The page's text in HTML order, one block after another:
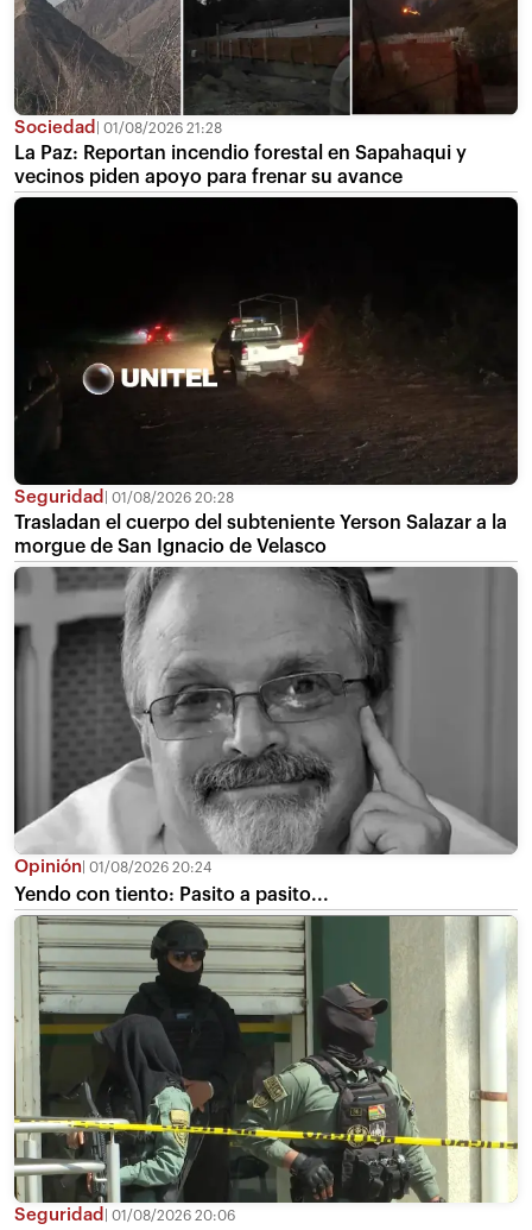
Sociedad 01/08/2026 21:28
La Paz: Reportan incendio forestal en Sapahaqui y
vecinos piden apoyo para frenar su avance
Seguridad 01/08/2026 20:28
Trasladan el cuerpo del subteniente Yerson Salazar a la
morgue de San Ignacio de Velasco
Opinión 01/08/2026 20:24
Yendo con tiento: Pasito a pasito...
Seguridad 01/08/2026 20:06